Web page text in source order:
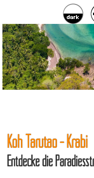
Koh Tarutao - Krabi
Entdecke die